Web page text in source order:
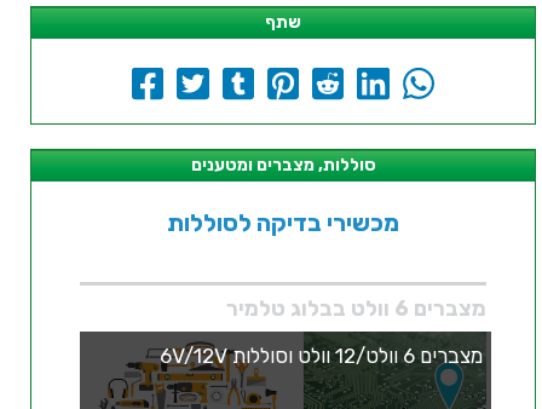
שתף
סוללות, מצברים ומטענים
מכשירי בדיקה לסוללות
מצברים 6 וולט בבלוג טלמיר
מצברים 6 וולט/12 וולט וסוללות 6V/12V